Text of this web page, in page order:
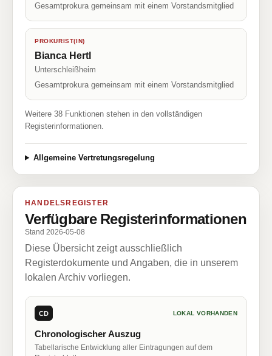
Gesamtprokura gemeinsam mit einem Vorstandsmitglied
PROKURIST(IN)
Bianca Hertl
Unterschleißheim
Gesamtprokura gemeinsam mit einem Vorstandsmitglied
Weitere 38 Funktionen stehen in den vollständigen
Registerinformationen.
Allgemeine Vertretungsregelung
HANDELSREGISTER
Verfügbare Registerinformationen
Stand 2026-05-08
Diese Übersicht zeigt ausschließlich
Registerdokumente und Angaben, die in unserem
lokalen Archiv vorliegen.
CD LOKAL VORHANDEN
Chronologischer Auszug
Tabellarische Entwicklung aller Eintragungen auf dem